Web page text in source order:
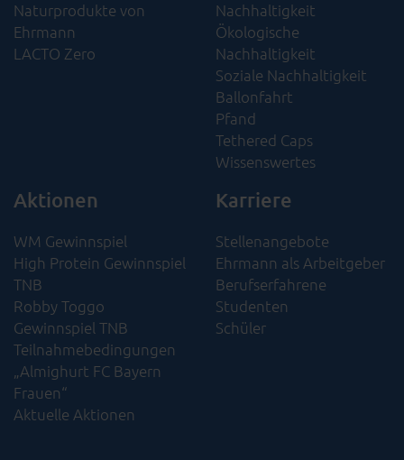
Naturprodukte von
Ehrmann
LACTO Zero
Aktionen
WM Gewinnspiel
High Protein Gewinnspiel
TNB
Robby Toggo
Gewinnspiel TNB
Teilnahmebedingungen
„Almighurt FC Bayern
Frauen“
Aktuelle Aktionen
Nachhaltigkeit
Ökologische
Nachhaltigkeit​
Soziale Nachhaltigkeit​
Ballonfahrt
Pfand
Tethered Caps
Wissenswertes
Karriere
Stellenangebote
Ehrmann als Arbeitgeber
Berufserfahrene
Studenten
Schüler